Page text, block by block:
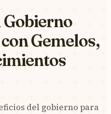
Gemelos,
del gobierno para